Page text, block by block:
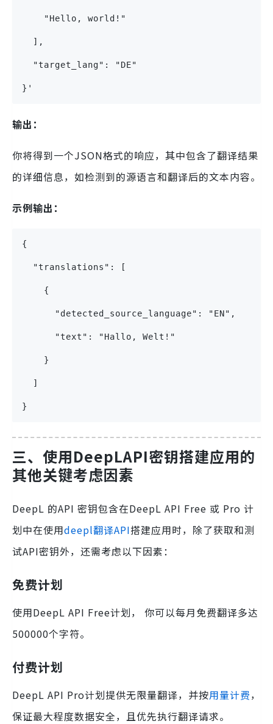
    "Hello, world!"
  ],
  "target_lang": "DE"
}'
输出：
你将得到一个JSON格式的响应，其中包含了翻译结果
的详细信息，如检测到的源语言和翻译后的文本内容。
示例输出：
{
  "translations": [
    {
      "detected_source_language": "EN",
      "text": "Hallo, Welt!"
    }
  ]
}
三、使用DeepLAPI密钥搭建应用的
其他关键考虑因素
DeepL 的API 密钥包含在DeepL API Free 或 Pro 计
划中在使用deepl翻译API搭建应用时，除了获取和测
试API密钥外，还需考虑以下因素：
免费计划
使用DeepL API Free计划， 你可以每月免费翻译多达
500000个字符。
付费计划
DeepL API Pro计划提供无限量翻译，并按用量计费，
保证最大程度数据安全，且优先执行翻译请求。